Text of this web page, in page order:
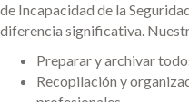
de Incapacidad de la
diferencia significativa.
Preparar y archivar
Recopilación y